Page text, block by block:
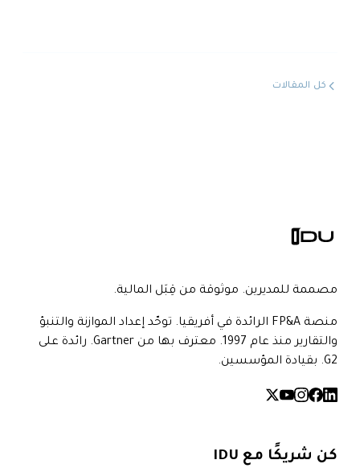
كل المقالات
مصممة للمديرين. موثوقة من قِبَل المالية.
منصة FP&A الرائدة في أفريقيا. توحّد إعداد الموازنة والتنبؤ
والتقارير منذ عام 1997. معترف بها من Gartner. رائدة على
G2. بقيادة المؤسسين.
كن شريكًا مع IDU